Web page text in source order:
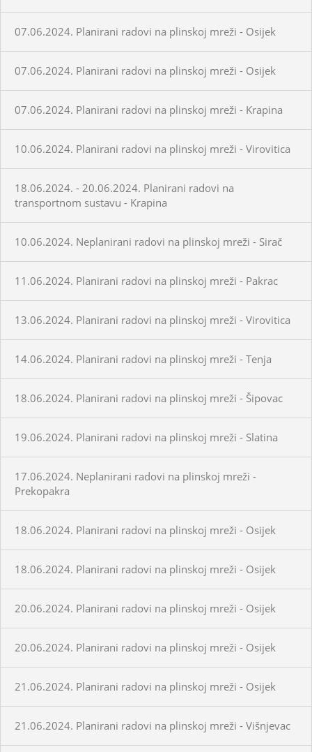
07.06.2024. Planirani radovi na plinskoj mreži - Osijek
07.06.2024. Planirani radovi na plinskoj mreži - Osijek
07.06.2024. Planirani radovi na plinskoj mreži - Krapina
10.06.2024. Planirani radovi na plinskoj mreži - Virovitica
18.06.2024. - 20.06.2024. Planirani radovi na
transportnom sustavu - Krapina
10.06.2024. Neplanirani radovi na plinskoj mreži - Sirač
11.06.2024. Planirani radovi na plinskoj mreži - Pakrac
13.06.2024. Planirani radovi na plinskoj mreži - Virovitica
14.06.2024. Planirani radovi na plinskoj mreži - Tenja
18.06.2024. Planirani radovi na plinskoj mreži - Šipovac
19.06.2024. Planirani radovi na plinskoj mreži - Slatina
17.06.2024. Neplanirani radovi na plinskoj mreži -
Prekopakra
18.06.2024. Planirani radovi na plinskoj mreži - Osijek
18.06.2024. Planirani radovi na plinskoj mreži - Osijek
20.06.2024. Planirani radovi na plinskoj mreži - Osijek
20.06.2024. Planirani radovi na plinskoj mreži - Osijek
21.06.2024. Planirani radovi na plinskoj mreži - Osijek
21.06.2024. Planirani radovi na plinskoj mreži - Višnjevac